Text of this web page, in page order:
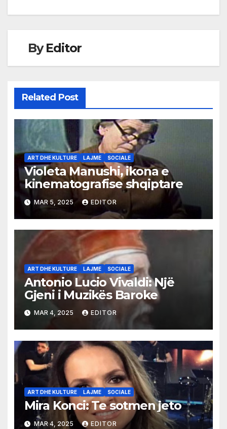
ByEditor
Related Post
ART DHE KULTURE LAJME SOCIALE
Violeta Manushi, ikona e
kinematografise shqiptare
MAR 5, 2025 EDITOR
ART DHE KULTURE LAJME SOCIALE
Antonio Lucio Vivaldi: Një
Gjeni i Muzikës Baroke
MAR 4, 2025 EDITOR
ART DHE KULTURE LAJME SOCIALE
Mira Konci: Te sotmen jeto
MAR 4, 2025 EDITOR